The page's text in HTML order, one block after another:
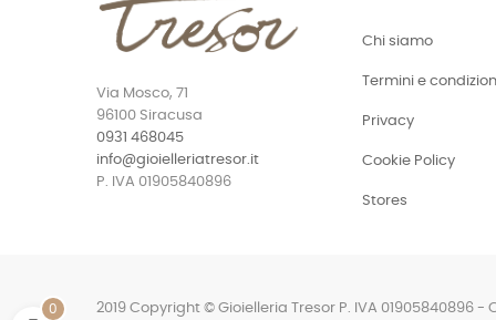
Via Mosco, 71
96100 Siracusa
0931 468045
info@gioielleriatresor.it
P. IVA 01905840896
Chi siamo
Termini e
Privacy
Cookie Policy
Stores
2019 Copyright © Gioielleria Tresor P. IVA 01905840896 -
0